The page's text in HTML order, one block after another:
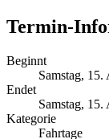
Termin-
Beginnt
Samstag, 15.
Endet
Samstag, 15.
Kategorie
Fahrtage